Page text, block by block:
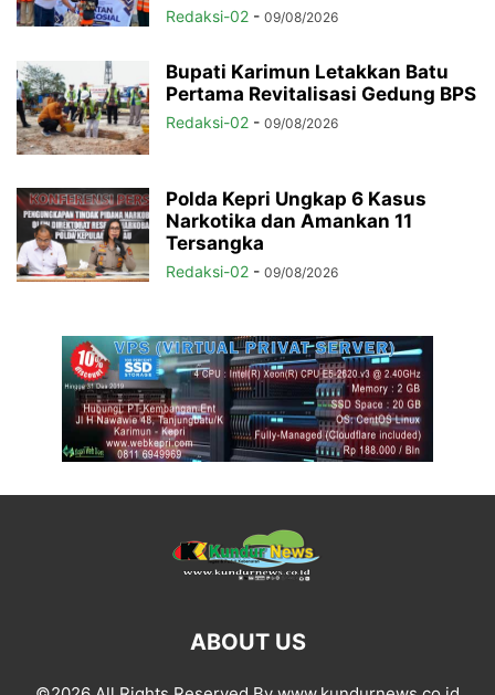
Redaksi-02 - 09/08/2026
Bupati Karimun Letakkan Batu
Pertama Revitalisasi Gedung BPS
Redaksi-02 - 09/08/2026
Polda Kepri Ungkap 6 Kasus
Narkotika dan Amankan 11
Tersangka
Redaksi-02 - 09/08/2026
ABOUT US